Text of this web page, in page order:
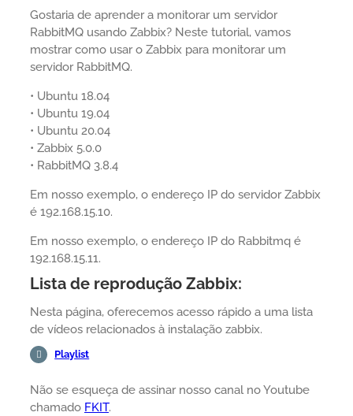
Gostaria de aprender a monitorar um servidor
RabbitMQ usando Zabbix? Neste tutorial, vamos
mostrar como usar o Zabbix para monitorar um
servidor RabbitMQ.
• Ubuntu 18.04
• Ubuntu 19.04
• Ubuntu 20.04
• Zabbix 5.0.0
• RabbitMQ 3.8.4
Em nosso exemplo, o endereço IP do servidor Zabbix
é 192.168.15.10.
Em nosso exemplo, o endereço IP do Rabbitmq é
192.168.15.11.
Lista de reprodução Zabbix:
Nesta página, oferecemos acesso rápido a uma lista
de vídeos relacionados à instalação zabbix.
Playlist
Não se esqueça de assinar nosso canal no Youtube
chamado FKIT.